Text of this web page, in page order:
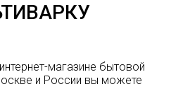
магазине бытовой
и России вы можете